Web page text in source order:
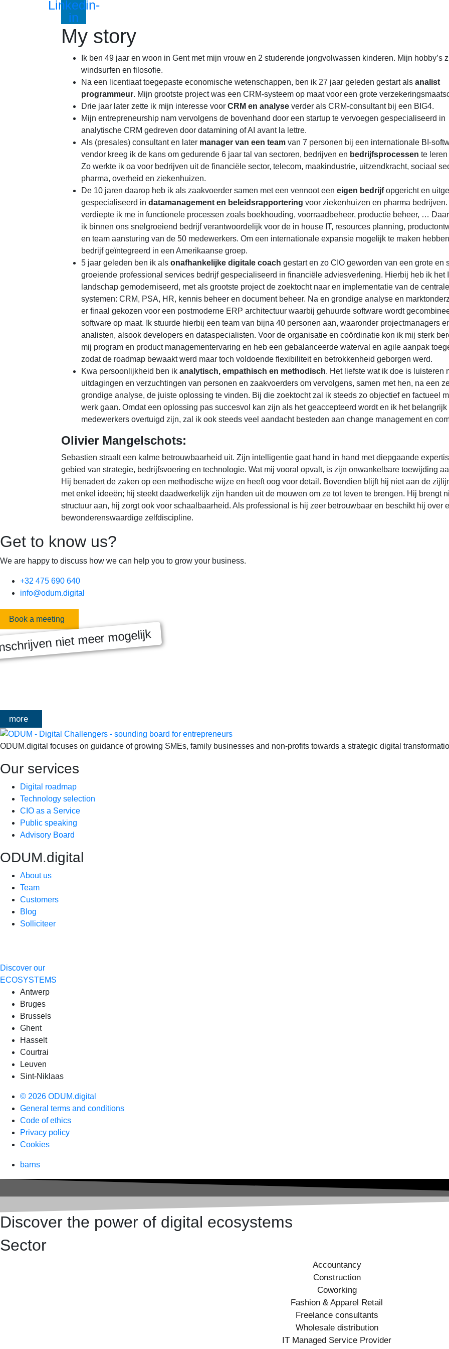
Linkedin-
in
My story
Ik ben 49 jaar en woon in Gent met mijn vrouw en 2 studerende jongvolwassen kinderen. Mijn hobby’s
windsurfen en filosofie.
Na een licentiaat toegepaste economische wetenschappen, ben ik 27 jaar geleden gestart als analist
programmeur. Mijn grootste project was een CRM-systeem op maat voor een grote
Drie jaar later zette ik mijn interesse voor CRM en analyse verder als CRM-consultant bij een BIG4.
Mijn entrepreneurship nam vervolgens de bovenhand door een startup te vervoegen gespecialiseerd in
analytische CRM gedreven door datamining of AI avant la lettre.
Als (presales) consultant en later manager van een team van 7 personen bij een internationale BI-
vendor kreeg ik de kans om gedurende 6 jaar tal van sectoren, bedrijven en bedrijfsprocessen te
Zo werkte ik oa voor bedrijven uit de financiële sector, telecom, maakindustrie, uitzendkracht, sociaal
pharma, overheid en ziekenhuizen.
De 10 jaren daarop heb ik als zaakvoerder samen met een vennoot een eigen bedrijfopgericht en
gespecialiseerd in datamanagement en beleidsrapportering voor ziekenhuizen en pharma
verdiepte ik me in functionele processen zoals boekhouding, voorraadbeheer, productie beheer, …
ik binnen ons snelgroeiend bedrijf verantwoordelijk voor de in house IT, resources planning,
en team aansturing van de 50 medewerkers. Om een internationale expansie mogelijk te maken
bedrijf geïntegreerd in een Amerikaanse groep.
5 jaar geleden ben ik als onafhankelijke digitale coach gestart en zo CIO geworden van een grote en
groeiende professional services bedrijf gespecialiseerd in financiële adviesverlening. Hierbij heb ik het
landschap gemoderniseerd, met als grootste project de zoektocht naar en implementatie van de
systemen: CRM, PSA, HR, kennis beheer en document beheer. Na en grondige analyse en
er finaal gekozen voor een postmoderne ERP architectuur waarbij gehuurde software wordt
software op maat. Ik stuurde hierbij een team van bijna 40 personen aan, waaronder projectmanagers
analisten, alsook developers en dataspecialisten. Voor de organisatie en coördinatie kon ik mij sterk
mij program en product managementervaring en heb een gebalanceerde waterval en agile aanpak
zodat de roadmap bewaakt werd maar toch voldoende flexibiliteit en betrokkenheid geborgen werd.
Kwa persoonlijkheid ben ik analytisch, empathisch en methodisch. Het liefste wat ik doe is luisteren
uitdagingen en verzuchtingen van personen en zaakvoerders om vervolgens, samen met hen, na een
grondige analyse, de juiste oplossing te vinden. Bij die zoektocht zal ik steeds zo objectief en factueel
werk gaan. Omdat een oplossing pas succesvol kan zijn als het geaccepteerd wordt en ik het belangrijk
medewerkers overtuigd zijn, zal ik ook steeds veel aandacht besteden aan change management en
Olivier Mangelschots:
Sebastien straalt een kalme betrouwbaarheid uit. Zijn intelligentie gaat hand in hand met diepgaande
gebied van strategie, bedrijfsvoering en technologie. Wat mij vooral opvalt, is zijn onwankelbare toewijding
Hij benadert de zaken op een methodische wijze en heeft oog voor detail. Bovendien blijft hij niet aan de
met enkel ideeën; hij steekt daadwerkelijk zijn handen uit de mouwen om ze tot leven te brengen. Hij brengt
structuur aan, hij zorgt ook voor schaalbaarheid. Als professional is hij zeer betrouwbaar en beschikt hij over
bewonderenswaardige zelfdiscipline.
Get to know us?
We are happy to discuss how we can help you to grow your business.
+32 475 690 640
info@odum.digital
Book a meeting
niet meer mogelijk
MASTERCLASS 2025
more
ODUM.digital focuses on guidance of growing SMEs, family businesses and non-profits towards a strategic digital
Our services
Digital roadmap
Technology selection
CIO as a Service
Public speaking
Advisory Board
ODUM.digital
About us
Team
Customers
Blog
Solliciteer
Discover our
ECOSYSTEMS
Antwerp
Bruges
Brussels
Ghent
Hasselt
Courtrai
Leuven
Sint-Niklaas
© 2026 ODUM.digital
General terms and conditions
Code of ethics
Privacy policy
Cookies
barns
Discover the power of digital ecosystems
Sector
Accountancy
Construction
Coworking
Fashion & Apparel Retail
Freelance consultants
Wholesale distribution
IT Managed Service Provider